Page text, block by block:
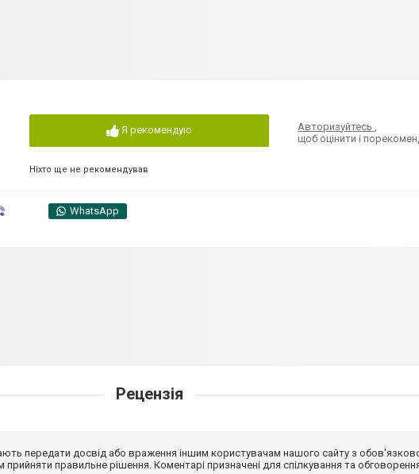
Я рекомендую
Ніхто ще не рекомендував
Авторизуйтесь,
щоб оцінити і
WhatsApp
Рецензія
передати досвід або враження іншим користувачам нашого сайту з
правильне рішення. Коментарі призначені для спілкування та